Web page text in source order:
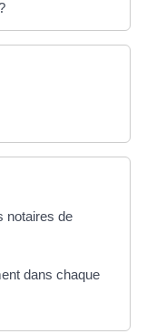
notaires de
dans chaque